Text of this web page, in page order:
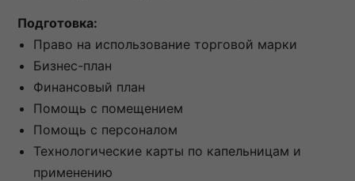
Подготовка:
Право на использование торговой марки
Бизнес-план
Финансовый план
Помощь с помещением
Помощь с персоналом
Технологические карты по капельницам и
применению